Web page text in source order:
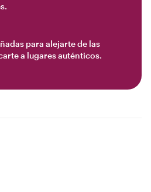
para alejarte de las
a lugares auténticos.